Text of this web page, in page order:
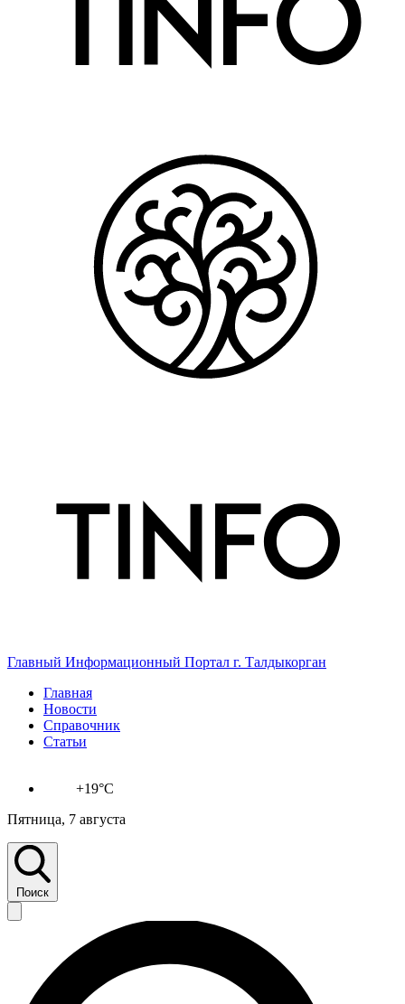
Главный Информационный Портал г. Талдыкорган
Главная
Новости
Справочник
Статьи
+19°C
Пятница, 7 августа
Поиск